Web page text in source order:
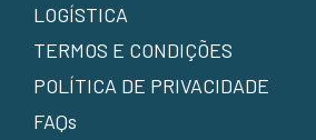
LOGÍSTICA
TERMOS E CONDIÇÕES
POLÍTICA DE PRIVACIDADE
FAQs